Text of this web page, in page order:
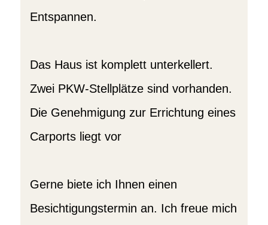
Entspannen.
Das Haus ist komplett unterkellert.
Zwei PKW-Stellplätze sind vorhanden.
Die Genehmigung zur Errichtung eines
Carports liegt vor
Gerne biete ich Ihnen einen
Besichtigungstermin an. Ich freue mich